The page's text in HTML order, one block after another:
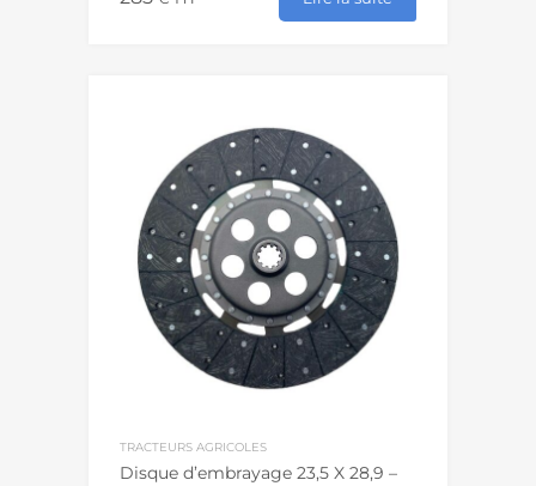
TRACTEURS AGRICOLES
Disque d’embrayage 23,5 X 28,9 –